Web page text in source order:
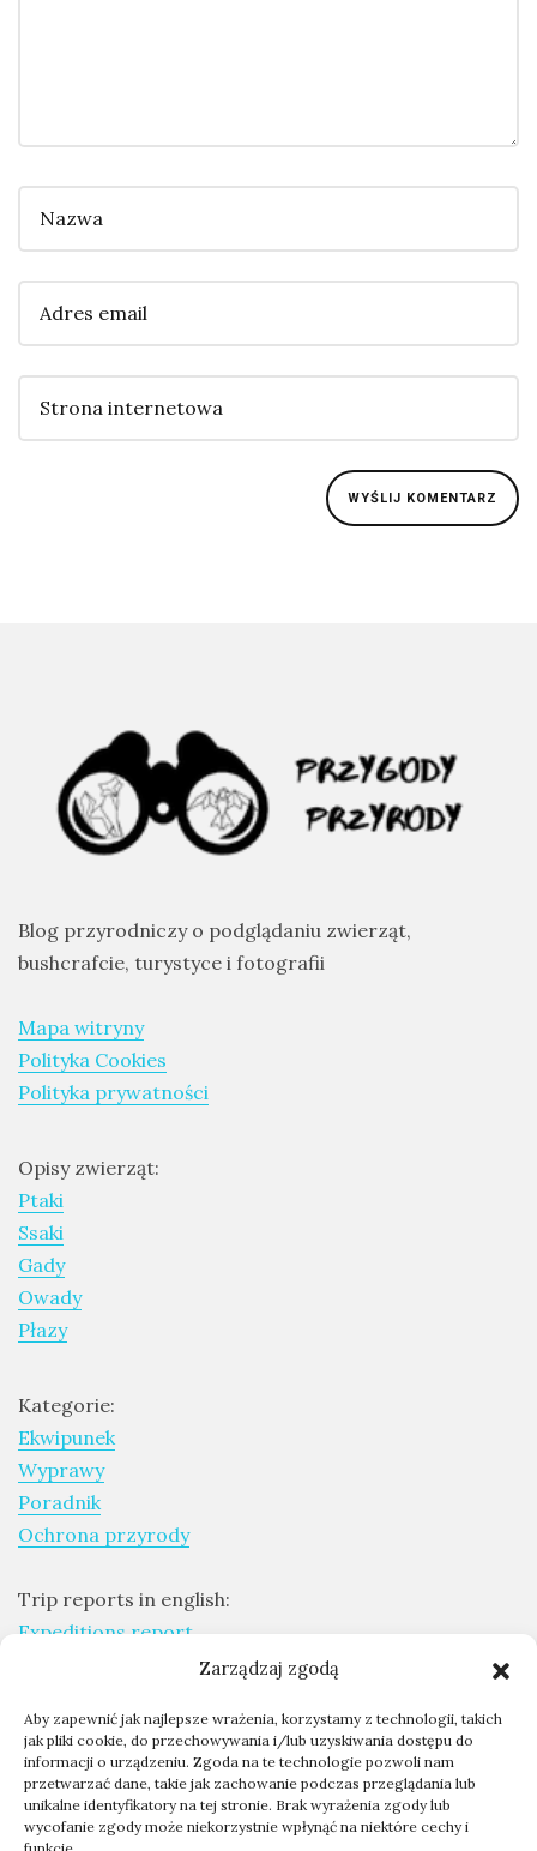
Zarządzaj zgodą
Aby zapewnić jak najlepsze wrażenia, korzystamy z technologii, takich
jak pliki cookie, do przechowywania i/lub uzyskiwania dostępu do
informacji o urządzeniu. Zgoda na te technologie pozwoli nam
przetwarzać dane, takie jak zachowanie podczas przeglądania lub
unikalne identyfikatory na tej stronie. Brak wyrażenia zgody lub
wycofanie zgody może niekorzystnie wpłynąć na niektóre cechy i
Blog przyrodniczy o podglądaniu zwierząt,
bushcrafcie, turystyce i fotografii
Mapa witryny
Polityka Cookies
Polityka prywatności
Opisy zwierząt:
Ptaki
Ssaki
Gady
Owady
Płazy
Kategorie:
Ekwipunek
Wyprawy
Poradnik
Ochrona przyrody
Trip reports in english:
Expeditions report
Współpraca - kontakt
O mnie
kontakt@przygodyprzyrody.pl